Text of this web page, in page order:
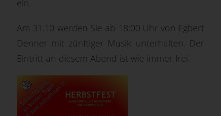
ein.
Am 31.10 werden Sie ab 18:00 Uhr von Egbert
Denner mit zünftiger Musik unterhalten. Der
Eintritt an diesem Abend ist wie immer frei.